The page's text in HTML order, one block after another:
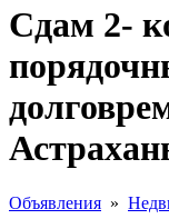
Сдам 2-
Объявления »